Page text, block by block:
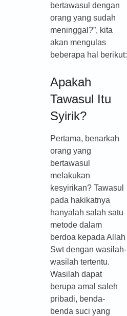
bertawasul dengan
orang yang sudah
meninggal?”, kita
akan mengulas
beberapa hal berikut:
Apakah
Tawasul Itu
Syirik?
Pertama, benarkah
orang yang
bertawasul
melakukan
kesyirikan? Tawasul
pada hakikatnya
hanyalah salah satu
metode dalam
berdoa kepada Allah
Swt dengan wasilah-
wasilah tertentu.
Wasilah dapat
berupa amal saleh
pribadi, benda-
benda suci yang